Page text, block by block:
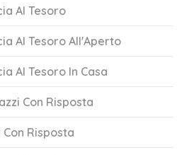
Al Tesoro
Al Tesoro All'Aperto
Al Tesoro In Casa
Con Risposta
Risposta